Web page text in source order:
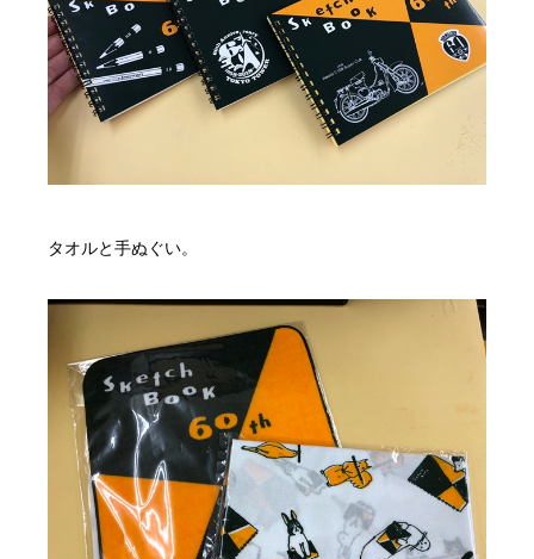
タオルと手ぬぐい。